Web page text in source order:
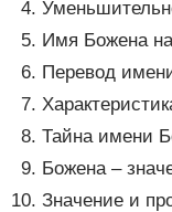
Имя Божена
Перевод
Тайна имени
Божена –
Значение и